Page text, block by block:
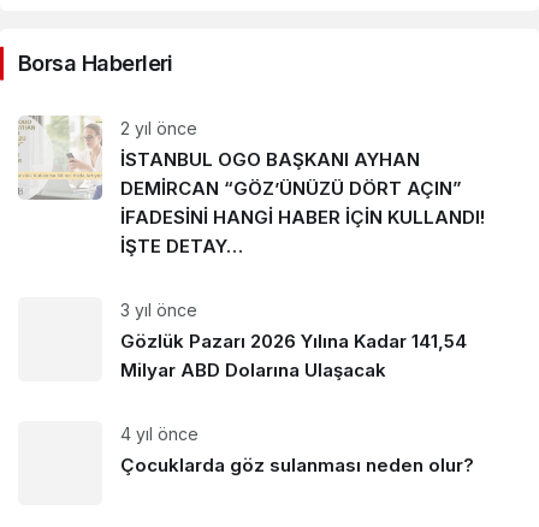
Borsa Haberleri
2 yıl önce
İSTANBUL OGO BAŞKANI AYHAN
DEMİRCAN “GÖZ’ÜNÜZÜ DÖRT AÇIN”
İFADESİNİ HANGİ HABER İÇİN KULLANDI!
İŞTE DETAY…
3 yıl önce
Gözlük Pazarı 2026 Yılına Kadar 141,54
Milyar ABD Dolarına Ulaşacak
4 yıl önce
Çocuklarda göz sulanması neden olur?